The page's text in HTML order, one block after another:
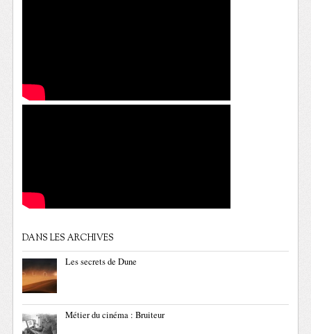
DANS LES ARCHIVES
Les secrets de Dune
Métier du cinéma : Bruiteur